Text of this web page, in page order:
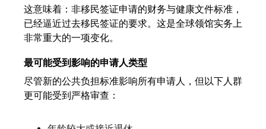
这意味着：非移民签证申请的财务与健康文件标准，
已经逼近过去移民签证的要求。这是全球领馆实务上
非常重大的一项变化。
最可能受到影响的申请人类型
尽管新的公共负担标准影响所有申请人，但以下人群
更可能受到严格审查：